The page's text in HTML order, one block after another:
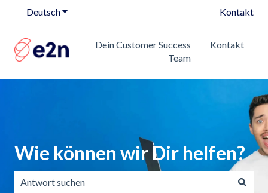
DeutschUntermenü für Übersetzungen anzeigenKontakt
Dein Customer Success
Team
Kontakt
Wie können wir Dir helfen?